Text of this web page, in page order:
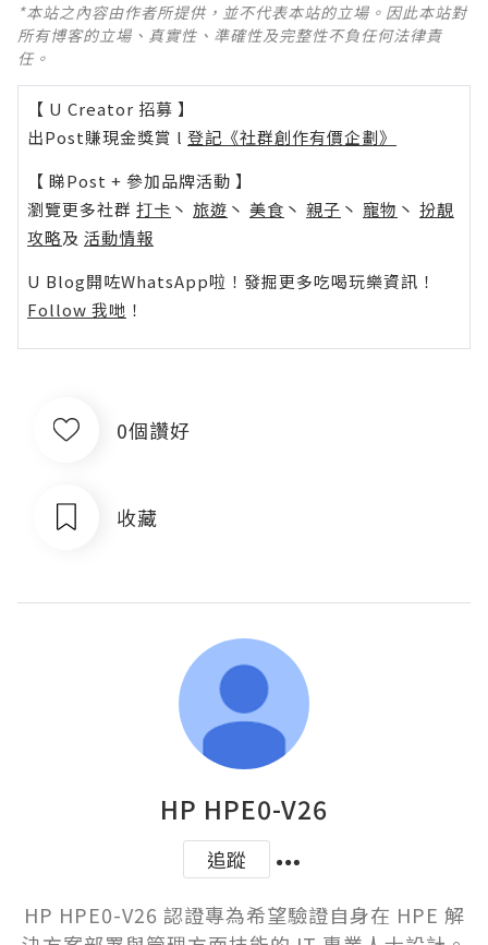
*本站之內容由作者所提供，並不代表本站的立場。因此本站對
所有博客的立場、真實性、準確性及完整性不負任何法律責
任。
【 U Creator 招募 】
出Post賺現金獎賞 l 登記《社群創作有價企劃》
【 睇Post + 參加品牌活動 】
瀏覽更多社群 打卡 丶 旅遊 丶 美食 丶 親子 丶 寵物 丶 扮靚
攻略及 活動情報
U Blog開咗WhatsApp啦！發掘更多吃喝玩樂資訊！
Follow 我哋 ！
0個讚好
收藏
HP HPE0-V26
追蹤
HP HPE0-V26 認證專為希望驗證自身在 HPE 解